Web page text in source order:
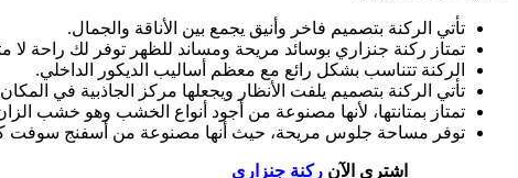
تأتي الركنة بتصميم فاخر وأنيق يجمع بين الأناقة والجمال.
تمتاز ركنة جنزاري بوسائد مريحة ومساند للظهر توفر لك راحة لا
الركنة تتناسب بشكل رائع مع معظم أساليب الديكور الداخلي.
تأتي الركنة بتصميم يلفت الأنظار ويجعلها مركز الجاذبية في
تمتاز بمتانتها، لأنها مصنوعة من أجود أنواع الخشب وهو خشب
توفر مساحة جلوس مريحة، حيث أنها مصنوعة من أسفنج سوفت
اشتري الآن ركنة جنزاري